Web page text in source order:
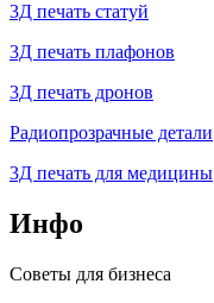
3Д печать статуй
3Д печать плафонов
3Д печать дронов
Радиопрозрачные детали
3Д печать для медицины
Инфо
Советы для бизнеса